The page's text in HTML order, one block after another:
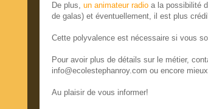
De plus, un animateur radio a la possibilité
de galas) et éventuellement, il est plus
Cette polyvalence est nécessaire si vous
Pour avoir plus de détails sur le métier,
info@ecolestephanroy.com ou encore
Au plaisir de vous informer!